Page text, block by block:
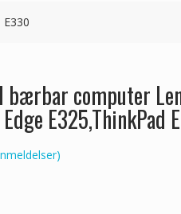
computer
E325,ThinkPad